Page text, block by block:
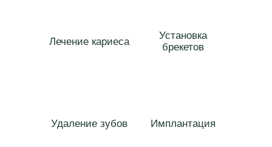
Лечение кариеса
Установка
брекетов
Удаление зубов Имплантация